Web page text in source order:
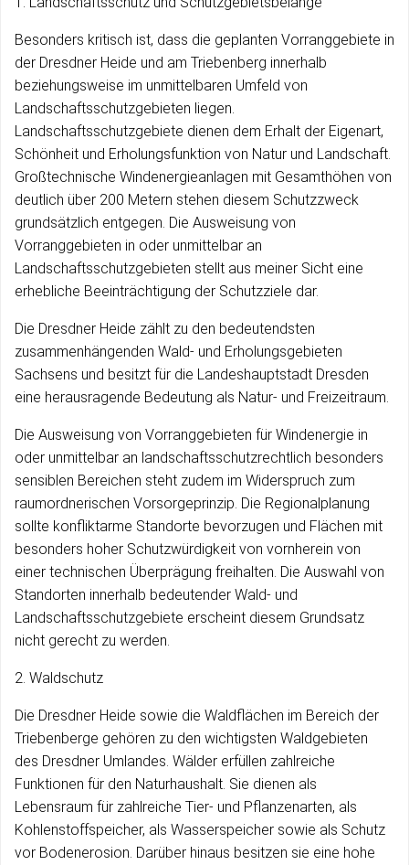
Besonders kritisch ist, dass die geplanten Vorranggebiete in
der Dresdner Heide und am Triebenberg innerhalb
beziehungsweise im unmittelbaren Umfeld von
Landschaftsschutzgebieten liegen.
Landschaftsschutzgebiete dienen dem Erhalt der Eigenart,
Schönheit und Erholungsfunktion von Natur und Landschaft.
Großtechnische Windenergieanlagen mit Gesamthöhen von
deutlich über 200 Metern stehen diesem Schutzzweck
grundsätzlich entgegen. Die Ausweisung von
Vorranggebieten in oder unmittelbar an
Landschaftsschutzgebieten stellt aus meiner Sicht eine
erhebliche Beeinträchtigung der Schutzziele dar.
Die Dresdner Heide zählt zu den bedeutendsten
zusammenhängenden Wald- und Erholungsgebieten
Sachsens und besitzt für die Landeshauptstadt Dresden
eine herausragende Bedeutung als Natur- und Freizeitraum.
Die Ausweisung von Vorranggebieten für Windenergie in
oder unmittelbar an landschaftsschutzrechtlich besonders
sensiblen Bereichen steht zudem im Widerspruch zum
raumordnerischen Vorsorgeprinzip. Die Regionalplanung
sollte konfliktarme Standorte bevorzugen und Flächen mit
besonders hoher Schutzwürdigkeit von vornherein von
einer technischen Überprägung freihalten. Die Auswahl von
Standorten innerhalb bedeutender Wald- und
Landschaftsschutzgebiete erscheint diesem Grundsatz
nicht gerecht zu werden.
2. Waldschutz
Die Dresdner Heide sowie die Waldflächen im Bereich der
Triebenberge gehören zu den wichtigsten Waldgebieten
des Dresdner Umlandes. Wälder erfüllen zahlreiche
Funktionen für den Naturhaushalt. Sie dienen als
Lebensraum für zahlreiche Tier- und Pflanzenarten, als
Kohlenstoffspeicher, als Wasserspeicher sowie als Schutz
vor Bodenerosion. Darüber hinaus besitzen sie eine hohe